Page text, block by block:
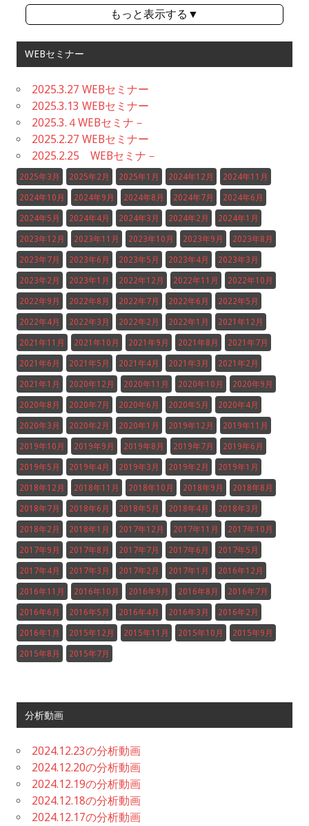
もっと表示する▼
WEBセミナー
2025.3.27 WEBセミナー
2025.3.13 WEBセミナー
2025.3.４WEBセミナ－
2025.2.27 WEBセミナー
2025.2.25 WEBセミナ－
2025年3月 2025年2月 2025年1月 2024年12月 2024年11月
2024年10月 2024年9月 2024年8月 2024年7月 2024年6月
2024年5月 2024年4月 2024年3月 2024年2月 2024年1月
2023年12月 2023年11月 2023年10月 2023年9月 2023年8月
2023年7月 2023年6月 2023年5月 2023年4月 2023年3月
2023年2月 2023年1月 2022年12月 2022年11月 2022年10月
2022年9月 2022年8月 2022年7月 2022年6月 2022年5月
2022年4月 2022年3月 2022年2月 2022年1月 2021年12月
2021年11月 2021年10月 2021年9月 2021年8月 2021年7月
2021年6月 2021年5月 2021年4月 2021年3月 2021年2月
2021年1月 2020年12月 2020年11月 2020年10月 2020年9月
2020年8月 2020年7月 2020年6月 2020年5月 2020年4月
2020年3月 2020年2月 2020年1月 2019年12月 2019年11月
2019年10月 2019年9月 2019年8月 2019年7月 2019年6月
2019年5月 2019年4月 2019年3月 2019年2月 2019年1月
2018年12月 2018年11月 2018年10月 2018年9月 2018年8月
2018年7月 2018年6月 2018年5月 2018年4月 2018年3月
2018年2月 2018年1月 2017年12月 2017年11月 2017年10月
2017年9月 2017年8月 2017年7月 2017年6月 2017年5月
2017年4月 2017年3月 2017年2月 2017年1月 2016年12月
2016年11月 2016年10月 2016年9月 2016年8月 2016年7月
2016年6月 2016年5月 2016年4月 2016年3月 2016年2月
2016年1月 2015年12月 2015年11月 2015年10月 2015年9月
2015年8月 2015年7月
分析動画
2024.12.23の分析動画
2024.12.20の分析動画
2024.12.19の分析動画
2024.12.18の分析動画
2024.12.17の分析動画